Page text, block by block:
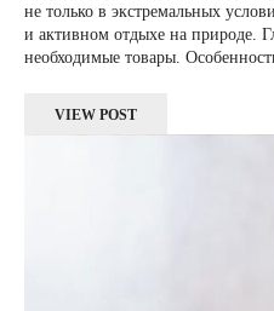
не только в экстремальных
и активном отдыхе на природе.
необходимые товары.
VIEW POST